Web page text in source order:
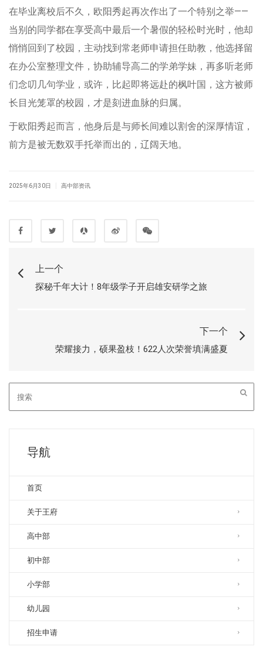
在毕业离校后不久，欧阳秀起再次作出了一个特别之举——
当别的同学都在享受高中最后一个暑假的轻松时光时，他却
悄悄回到了校园，主动找到常老师申请担任助教，他选择留
在办公室整理文件，协助辅导高二的学弟学妹，再多听老师
们念叨几句学业，或许，比起即将远赴的枫叶国，这方被师
长目光笼罩的校园，才是刻进血脉的归属。
于欧阳秀起而言，他身后是与师长间难以割舍的深厚情谊，
前方是被无数双手托举而出的，辽阔天地。
2025年6月30日 高中部资讯
上一个
探秘千年大计！8年级学子开启雄安研学之旅
下一个
荣耀接力，硕果盈枝！622人次荣誉填满盛夏
导航
首页
关于王府
高中部
初中部
小学部
幼儿园
招生申请